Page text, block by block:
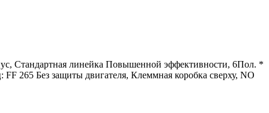
Стандартная линейка Повышенной эффективности, 6Пол. *
Без защиты двигателя, Клеммная коробка сверху, NO